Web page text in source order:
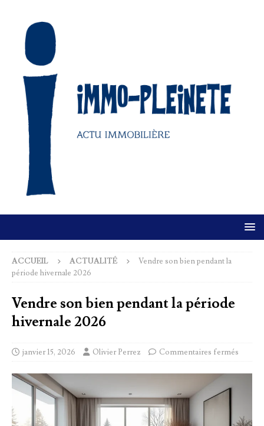
ACCUEIL ACTUALITÉ
Vendre son bien pendant la
période hivernale 2026
Vendre son bien pendant la période
hivernale 2026
janvier 15, 2026 Olivier Perrez Commentaires fermés